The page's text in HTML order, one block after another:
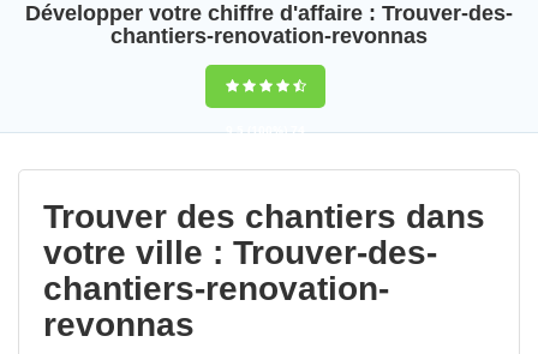
Développer votre chiffre d'affaire : Trouver-des-
chantiers-renovation-revonnas
9,5(100%)74
votes
Trouver des chantiers dans
votre ville : Trouver-des-
chantiers-renovation-
revonnas